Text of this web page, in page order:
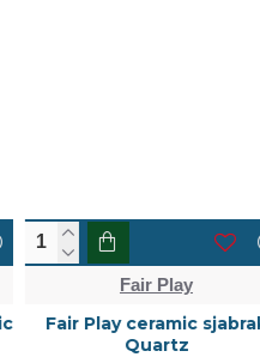
Fair Play
Fair Play ceramic sjabrak
Quartz